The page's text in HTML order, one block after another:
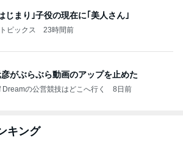
じまり｣子役の現在に｢美人さん｣
ピックス 23時間前
がぶらぶら動画のアップを止めた
Dreamの公営競技はどこへ行く 8日前
キング